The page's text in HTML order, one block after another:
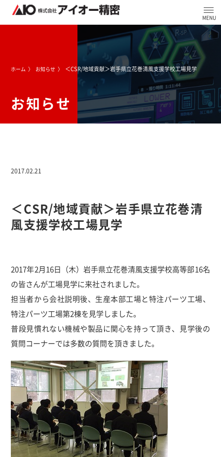
ホーム お知らせ ＜CSR/地域貢献＞岩手県立花巻清風支援学校工場見学
お知らせ
2017.02.21
＜CSR/地域貢献＞岩手県立花巻清
風支援学校工場見学
2017年2月16日（木）岩手県立花巻清風支援学校高等部16名
の皆さんが工場見学に来社されました。
担当者から会社説明後、生産本部工場と特注パーツ工場、
特注パーツ工場第2棟を見学しました。
普段見慣れない機械や製品に関心を持って頂き、見学後の
質問コーナーでは多数の質問を頂きました。